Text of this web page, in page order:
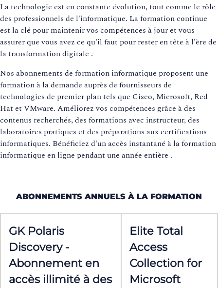
La technologie est en constante évolution, tout comme le rôle
des professionnels de l'informatique. La formation continue
est la clé pour maintenir vos compétences à jour et vous
assurer que vous avez ce qu'il faut pour rester en tête à l'ère de
la transformation digitale .
Nos abonnements de formation informatique proposent une
formation à la demande auprès de fournisseurs de
technologies de premier plan tels que Cisco, Microsoft, Red
Hat et VMware. Améliorez vos compétences grâce à des
contenus recherchés, des formations avec instructeur, des
laboratoires pratiques et des préparations aux certifications
informatiques. Bénéficiez d'un accès instantané à la formation
informatique en ligne pendant une année entière .
ABONNEMENTS ANNUELS À LA FORMATION
GK Polaris
Discovery -
Abonnement en
accès illimité à des
Elite Total
Access
Collection for
Microsoft